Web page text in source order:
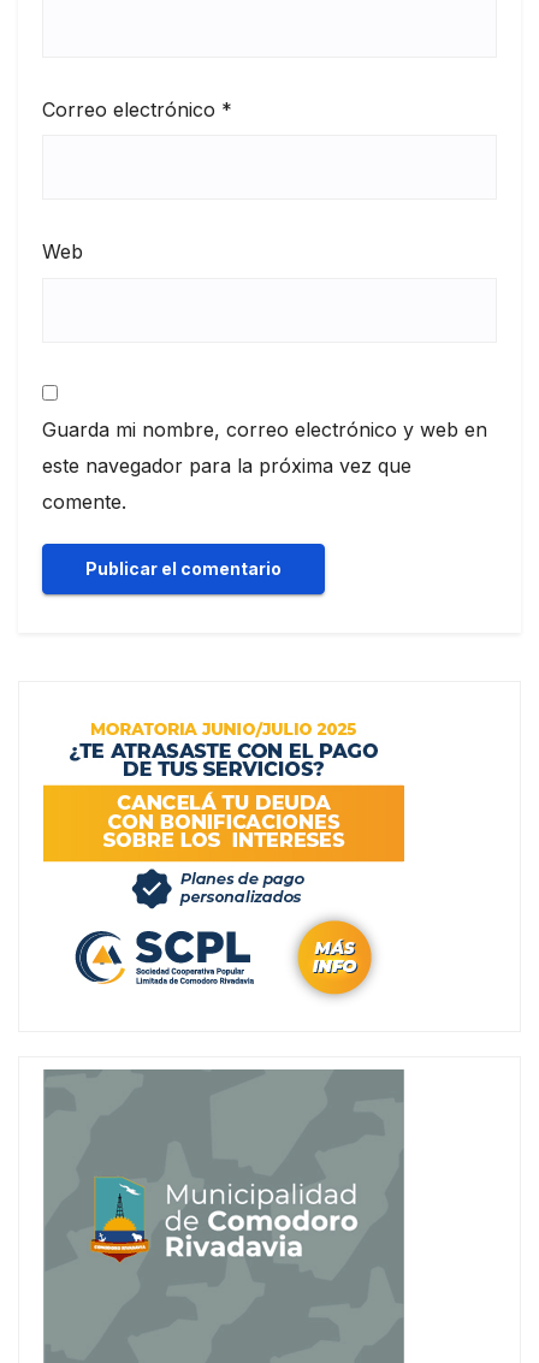
Correo electrónico *
Web
Guarda mi nombre, correo electrónico y web en
este navegador para la próxima vez que
comente.